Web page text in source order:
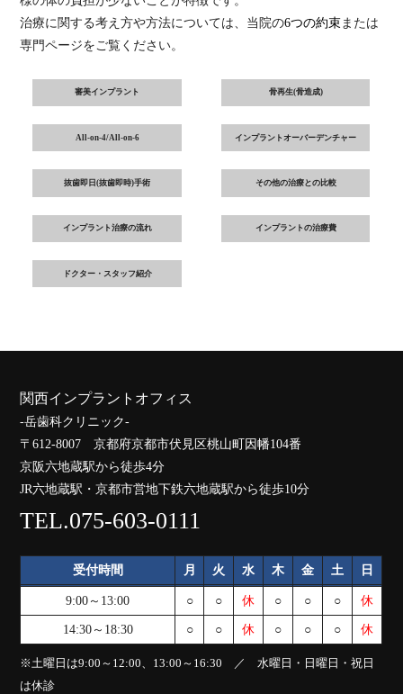
治療に関する考え方や方法については、当院の6つの約束または
専門ページをご覧ください。
審美インプラント 骨再生(骨造成)
All-on-4/All-on-6 インプラントオーバーデンチャー
抜歯即日(抜歯即時)手術 その他の治療との比較
インプラント治療の流れ インプラントの治療費
ドクター・スタッフ紹介
関西インプラントオフィス
-岳歯科クリニック-
〒612-8007 京都府京都市伏見区桃山町因幡104番
京阪六地蔵駅から徒歩4分
JR六地蔵駅・京都市営地下鉄六地蔵駅から徒歩10分
TEL.075-603-0111
受付時間 月 火 水 木 金 土 日
9:00～13:00 ○ ○ 休 ○ ○ ○
休
14:30～18:30
○ ○ 休 ○ ○ ○ 休
※土曜日は9:00～12:00、13:00～16:30 ／ 水曜日・日曜日・祝日
は休診